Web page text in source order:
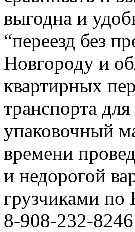
выгодна и
“переезд без
Новгороду и
квартирных
транспорта
упаковочный
времени
и недорогой
грузчиками
8-908-232-